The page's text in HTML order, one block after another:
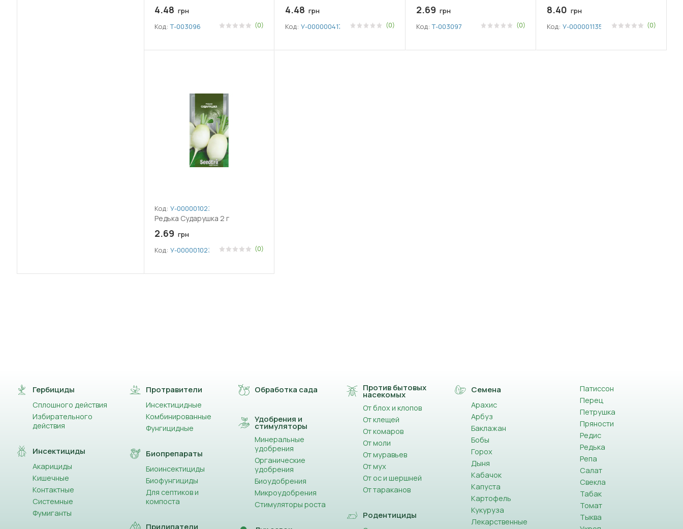
4.48 грн
Код: Т-003096 (0)
4.48 грн
Код: У-0000004178 (0)
2.69 грн
Код: Т-003097 (0)
8.40 грн
Код: У-0000011357 (0)
Код: У-0000010235
Редька Сударушка 2 г
2.69 грн
Код: У-0000010235 (0)
Гербициды
Сплошного действия
Избирательного
действия
Инсектициды
Акарициды
Кишечные
Контактные
Системные
Фумиганты
Протравители
Инсектицидные
Комбинированные
Фунгицидные
Биопрепараты
Биоинсектициды
Биофунгициды
Для септиков и
компоста
Прилипатели
Обработка сада
Удобрения и
стимуляторы
Минеральные
удобрения
Органические
удобрения
Биоудобрения
Микроудобрения
Стимуляторы роста
Против бытовых
насекомых
От блох и клопов
От клещей
От комаров
От моли
От муравьев
От мух
От ос и шершней
От тараканов
Родентициды
Семена
Арахис
Арбуз
Баклажан
Бобы
Горох
Дыня
Кабачок
Капуста
Картофель
Кукуруза
Лекарственные
Патиссон
Перец
Петрушка
Пряности
Редис
Редька
Репа
Салат
Свекла
Табак
Томат
Тыква